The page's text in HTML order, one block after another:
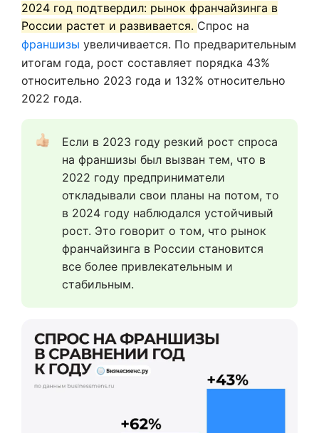
2024 год подтвердил: рынок франчайзинга в
России растет и развивается. Спрос на
франшизы увеличивается. По предварительным
итогам года, рост составляет порядка 43%
относительно 2023 года и 132% относительно
2022 года.
Если в 2023 году резкий рост спроса
на франшизы был вызван тем, что в
2022 году предприниматели
откладывали свои планы на потом, то
в 2024 году наблюдался устойчивый
рост. Это говорит о том, что рынок
франчайзинга в России становится
все более привлекательным и
стабильным.